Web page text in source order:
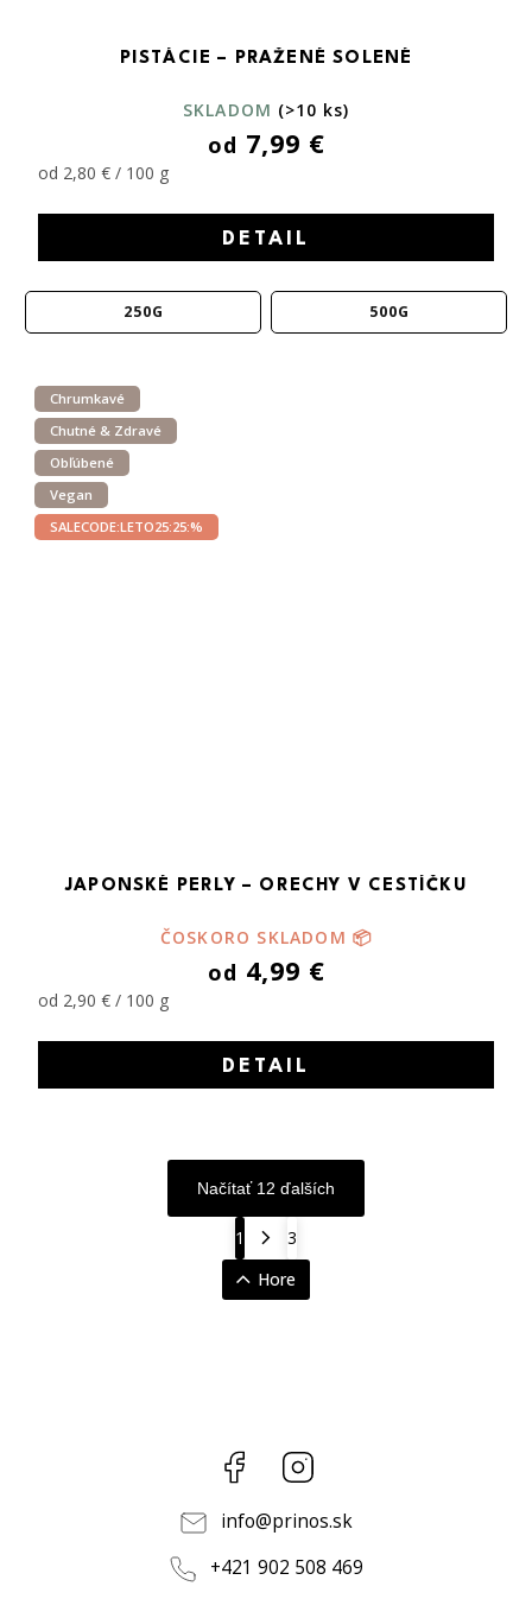
PISTÁCIE – PRAŽENÉ SOLENÉ
SKLADOM (>10 ks)
od 7,99 €
od 2,80 € / 100 g
DETAIL
250G 500G
Chrumkavé
Chutné & Zdravé
Obľúbené
Vegan
SALECODE:LETO25:25:%
JAPONSKÉ PERLY – ORECHY V CESTÍČKU
ČOSKORO SKLADOM 📦
od 4,99 €
od 2,90 € / 100 g
DETAIL
Načítať 12 ďalších
1
3
Hore
Facebook
info@prinos.sk
+421 902 508 469